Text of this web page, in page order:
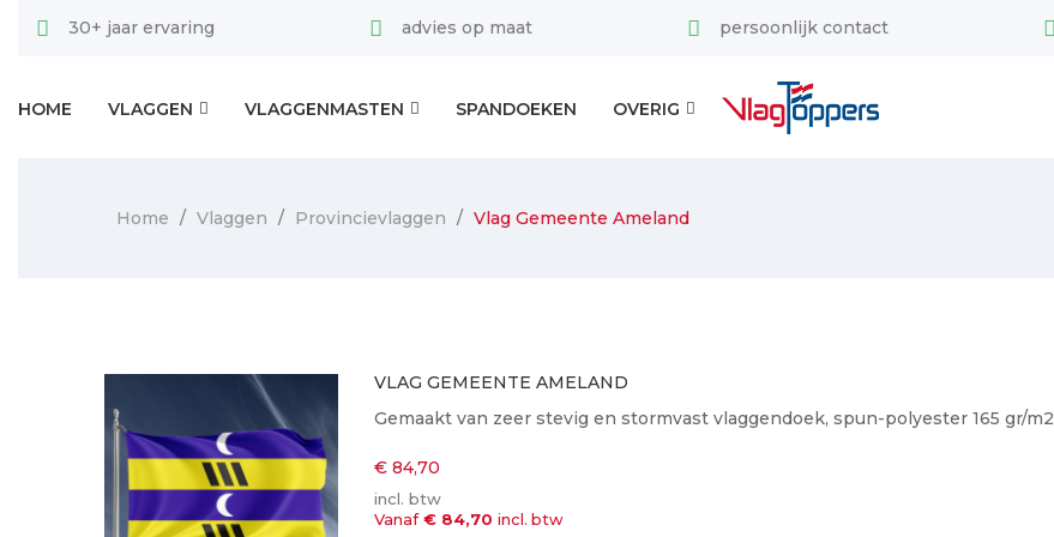
30+ jaar ervaring advies op maat persoonlijk contact
HOME VLAGGEN VLAGGENMASTEN SPANDOEKEN OVERIG
Home Vlaggen Provincievlaggen Vlag Gemeente Ameland
VLAG GEMEENTE AMELAND
Gemaakt van zeer stevig en stormvast vlaggendoek, spun-polyester 165 gr/m2
€ 84,70
incl. btw
Vanaf€ 84,70 incl. btw